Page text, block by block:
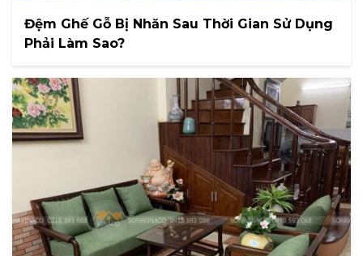
Đệm Ghế Gỗ Bị Nhăn Sau Thời Gian Sử Dụng
Phải Làm Sao?